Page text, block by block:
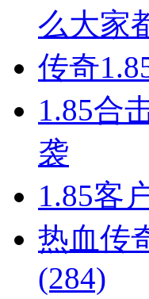
么大家
传奇
1.85合
袭
1.85客
热血传
(284)